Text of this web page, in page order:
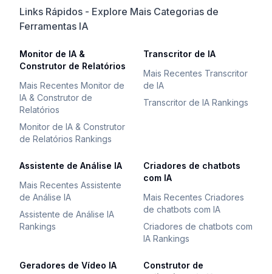
Links Rápidos - Explore Mais Categorias de
Ferramentas IA
Monitor de IA &
Construtor de Relatórios
Mais Recentes Monitor de
IA & Construtor de
Relatórios
Monitor de IA & Construtor
de Relatórios Rankings
Transcritor de IA
Mais Recentes Transcritor
de IA
Transcritor de IA Rankings
Assistente de Análise IA
Mais Recentes Assistente
de Análise IA
Assistente de Análise IA
Rankings
Criadores de chatbots
com IA
Mais Recentes Criadores
de chatbots com IA
Criadores de chatbots com
IA Rankings
Geradores de Vídeo IA
Construtor de